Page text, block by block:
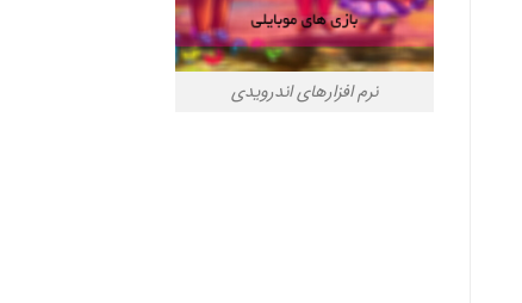
نرم افزارهای اندرویدی